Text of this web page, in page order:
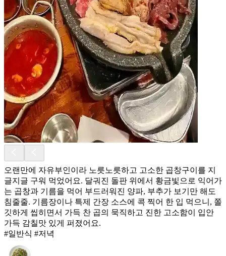
오랜만에 자유부인이라 노릇노릇하고 고소한 곱창구이를 지
글지글 구워 먹었어요. 달궈진 돌판 위에서 황금빛으로 익어가
는 곱창과 기름을 먹어 부드러워진 양파, 부추가 보기만 해도
침줄줄. 기름장이나 특제 간장 소스에 콕 찍어 한 입 먹으니, 쫄
깃하게 씹히면서 가득 찬 곱의 묵직하고 진한 고소함이 입안
가득 감칠맛 있게 퍼졌어요.
#일반식 #저녁